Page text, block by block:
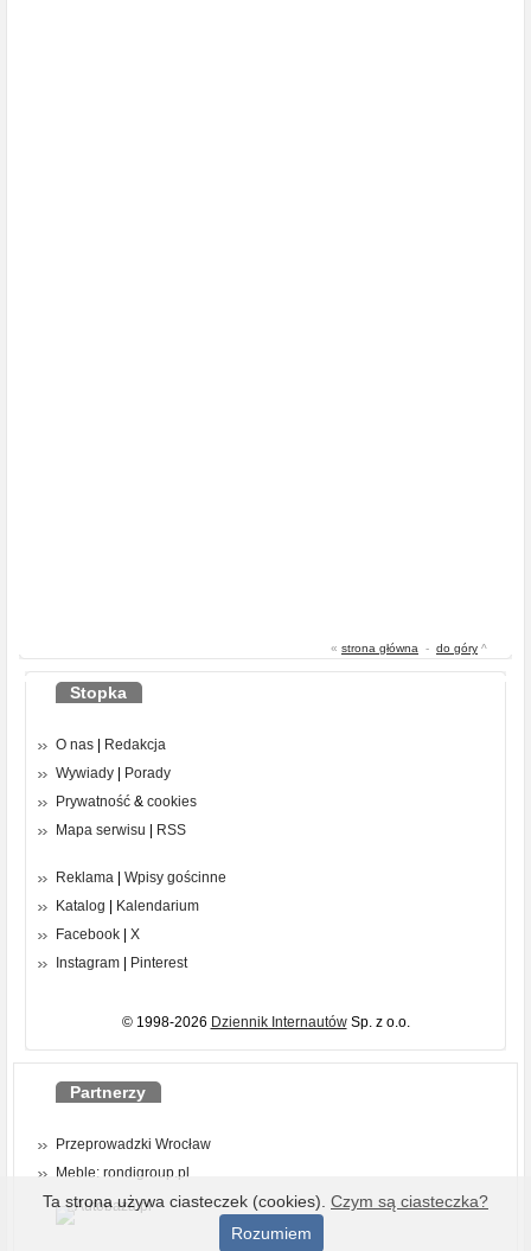
« strona główna - do góry ^
Stopka
O nas
Redakcja
Wywiady
Porady
Prywatność & cookies
Mapa serwisu
RSS
Reklama
Wpisy gościnne
Katalog
Kalendarium
Facebook
X
Instagram
Pinterest
© 1998-2026 Dziennik InternautówSp. z o.o.
Partnerzy
Przeprowadzki Wrocław
Meble: rondigroup.pl
Ta strona używa ciasteczek (cookies). Czym są ciasteczka?
Rozumiem